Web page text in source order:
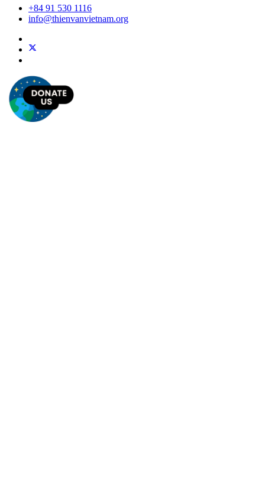
+84 91 530 1116
info@thienvanvietnam.org